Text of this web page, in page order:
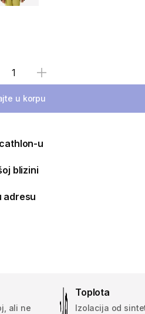
Izaberi količinu
u korpu
u
blizini
adresu
ali ne
Toplota
Izolacija od